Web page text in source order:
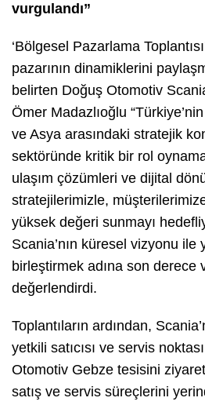
vurgulandı”
‘Bölgesel Pazarlama
pazarının dinamiklerini
belirten Doğuş Otomotiv
Ömer Madazlıoğlu
ve Asya arasındaki stratejik
sektöründe kritik bir rol
ulaşım çözümleri ve dijital
stratejilerimizle,
yüksek değeri sunmayı
Scania’nın küresel vizyonu
birleştirmek adına son derece
değerlendirdi.
Toplantıların ardından,
yetkili satıcısı ve servis
Otomotiv Gebze tesisini ziyaret
satış ve servis süreçlerini